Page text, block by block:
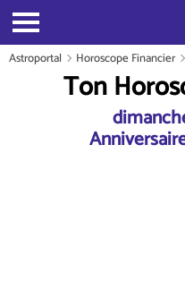
Astroportal Horoscope Financier
Ton